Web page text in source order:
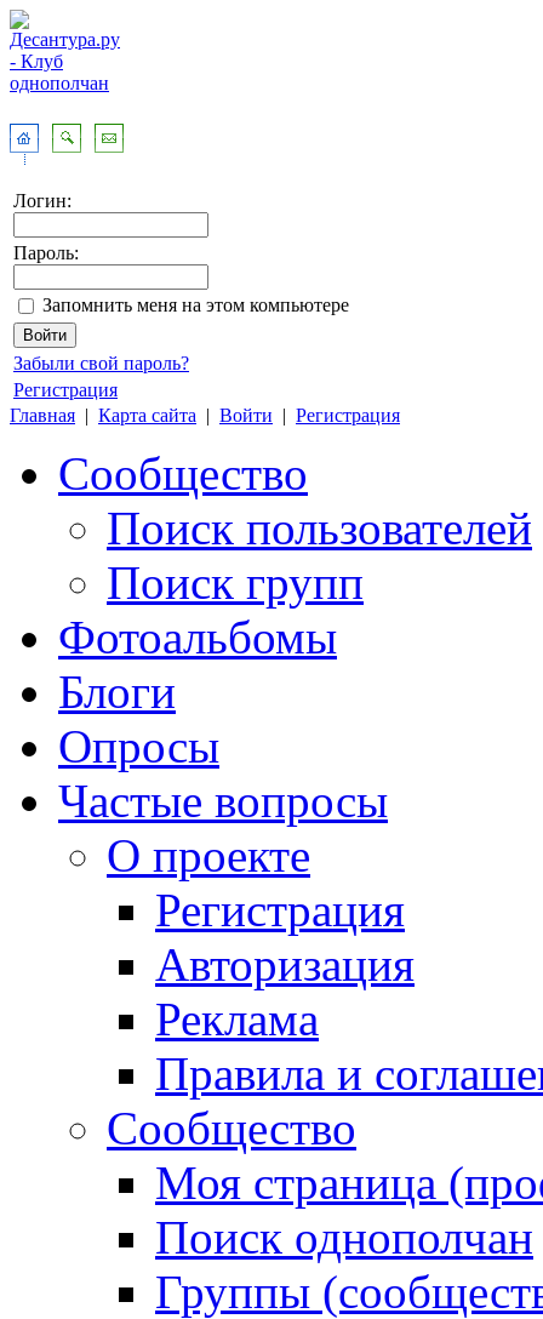
Логин:
Пароль:
Запомнить меня на этом компьютере
Забыли свой пароль?
Регистрация
Главная | Карта сайта | Войти | Регистрация
Сообщество
Поиск пользователей
Поиск групп
Фотоальбомы
Блоги
Опросы
Частые вопросы
О проекте
Регистрация
Авторизация
Реклама
Правила и
Сообщество
Моя страница
Поиск однополчан
Группы